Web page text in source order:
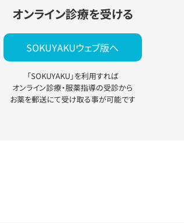
オンライン診療を受ける
SOKUYAKUウェブ版へ
「SOKUYAKU」を利用すれば
オンライン診療・服薬指導の受診から
お薬を郵送にて受け取る事が可能です